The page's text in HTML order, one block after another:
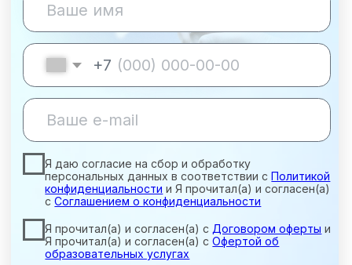
©2026 ООО «МЦ МФО» МОСКВА
Соглашение о конфиденциальности
Политика конфиденциальности
Проверить лицензию
ИНН/КПП 9702021368/770201001
ОГРН 1207700292690
Юридический адрес: 107031, г.Москва, вн.тер.г.
Мост, д. 19, стр.2
Публичная оферта
info@kursmedik.ru
Повышение квалификации